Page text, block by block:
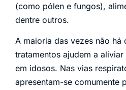
(como pólen e fungos),
dentre outros.
A maioria das vezes não há
tratamentos ajudem a
em idosos. Nas vias
apresentam-se comumente